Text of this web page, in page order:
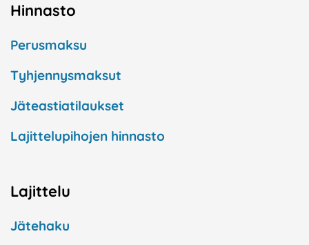
Hinnasto
Perusmaksu
Tyhjennysmaksut
Jäteastiatilaukset
Lajittelupihojen hinnasto
Lajittelu
Jätehaku